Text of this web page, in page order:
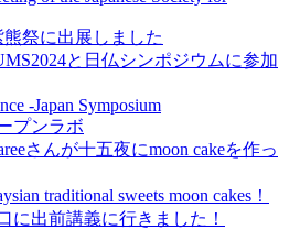
熊祭に出展しました
と日仏シンポジウムに参加
-Japan Symposium
プンラボ
さんが十五夜にmoon cakeを作っ
traditional sweets moon cakes！
に出前講義に行きました！